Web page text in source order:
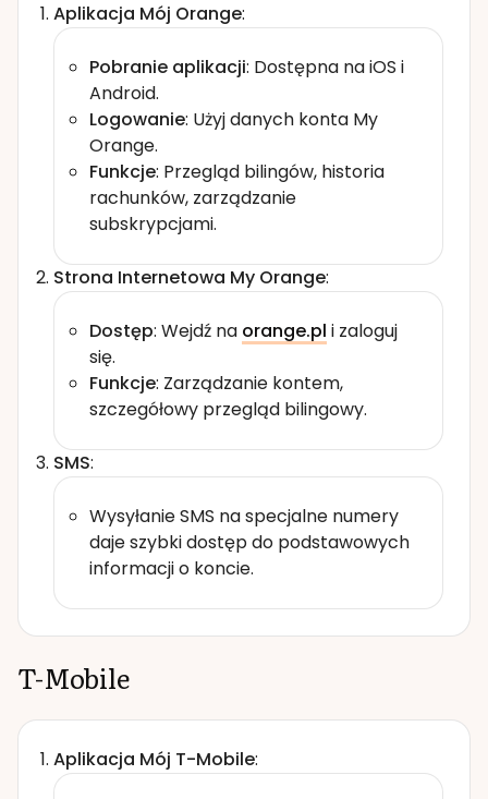
Aplikacja Mój Orange:
Pobranie aplikacji: Dostępna na iOS i
Android.
Logowanie: Użyj danych konta My
Orange.
Funkcje: Przegląd bilingów, historia
rachunków, zarządzanie
subskrypcjami.
Strona Internetowa My Orange:
Dostęp: Wejdź na orange.pl i zaloguj
się.
Funkcje: Zarządzanie kontem,
szczegółowy przegląd bilingowy.
SMS:
Wysyłanie SMS na specjalne numery
daje szybki dostęp do podstawowych
informacji o koncie.
T-Mobile
Aplikacja Mój T-Mobile: